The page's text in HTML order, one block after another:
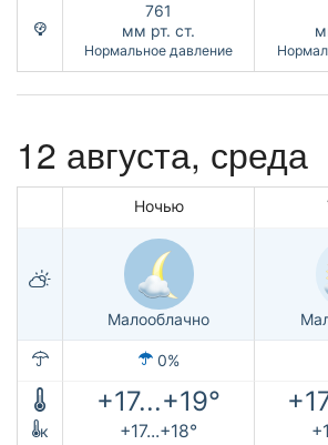
761
мм рт. ст.
Нормальное давление
12 августа, среда
Ночью
Малооблачно
0%
+17...+19°
к +17...+18°